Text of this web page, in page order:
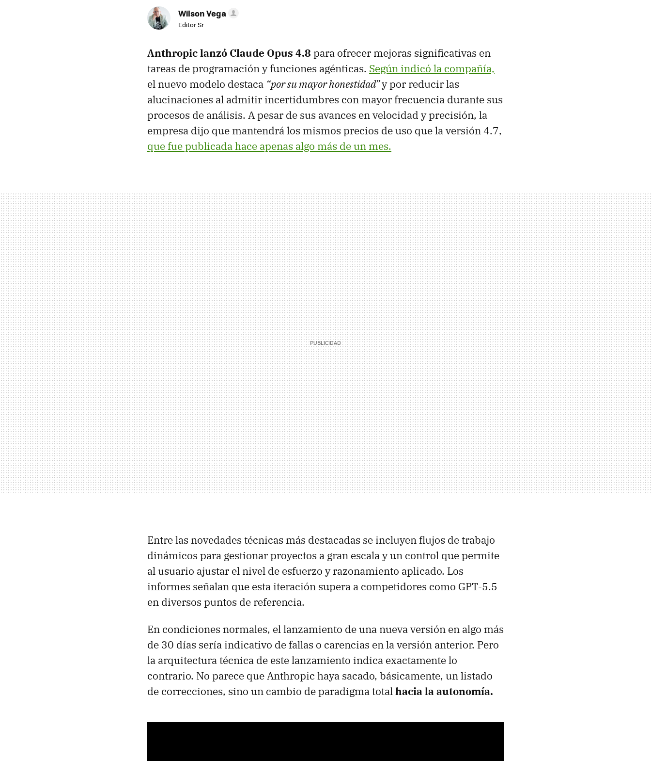
Wilson Vega
Editor Sr
Anthropic lanzó Claude Opus 4.8 para ofrecer mejoras significativas en
tareas de programación y funciones agénticas. Según indicó la compañía,
el nuevo modelo destaca “por su mayor honestidad”y por reducir las
alucinaciones al admitir incertidumbres con mayor frecuencia durante sus
procesos de análisis. A pesar de sus avances en velocidad y precisión, la
empresa dijo que mantendrá los mismos precios de uso que la versión 4.7,
que fue publicada hace apenas algo más de un mes.
Entre las novedades técnicas más destacadas se incluyen flujos de trabajo
dinámicos para gestionar proyectos a gran escala y un control que permite
al usuario ajustar el nivel de esfuerzo y razonamiento aplicado. Los
informes señalan que esta iteración supera a competidores como GPT-5.5
en diversos puntos de referencia.
En condiciones normales, el lanzamiento de una nueva versión en algo más
de 30 días sería indicativo de fallas o carencias en la versión anterior. Pero
la arquitectura técnica de este lanzamiento indica exactamente lo
contrario. No parece que Anthropic haya sacado, básicamente, un listado
de correcciones, sino un cambio de paradigma totalhacia la autonomía.